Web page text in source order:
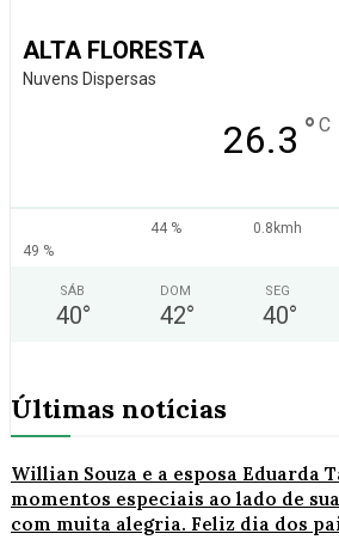
ALTA FLORESTA
Nuvens Dispersas
26.3 ° C
44 %
0.8kmh
49 %
SÁB
40°
DOM
42°
SEG
40°
Últimas notícias
Willian Souza e a esposa Eduarda
momentos especiais ao lado de
com muita alegria. Feliz dia dos